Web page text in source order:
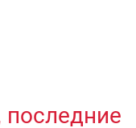
последние